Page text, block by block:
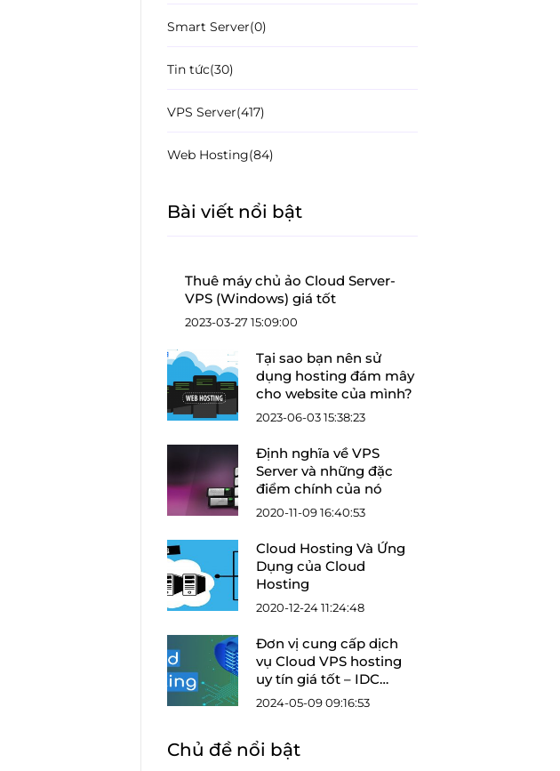
Smart Server(0)
Tin tức(30)
VPS Server(417)
Web Hosting(84)
Bài viết nổi bật
Thuê máy chủ ảo Cloud Server-
VPS (Windows) giá tốt
2023-03-27 15:09:00
Tại sao bạn nên sử
dụng hosting đám mây
cho website của mình?
2023-06-03 15:38:23
Định nghĩa về VPS
Server và những đặc
điểm chính của nó
2020-11-09 16:40:53
Cloud Hosting Và Ứng
Dụng của Cloud
Hosting
2020-12-24 11:24:48
Đơn vị cung cấp dịch
vụ Cloud VPS hosting
uy tín giá tốt – IDC
Online
2024-05-09 09:16:53
Chủ đề nổi bật